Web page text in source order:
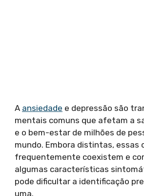
A ansiedade e depressão são
mentais comuns que afetam a
e o bem-estar de milhões de
mundo. Embora distintas, essas
frequentemente coexistem e
algumas características
pode dificultar a identificação
uma.